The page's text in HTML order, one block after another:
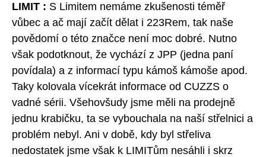
LIMIT : S Limitem nemáme zkušenosti téměř
vůbec a ač mají začít dělat i 223Rem, tak naše
povědomí o této značce není moc dobré. Nutno
však podotknout, že vychází z JPP (jedna paní
povídala) a z informací typu kámoš kámoše apod.
Taky kolovala vícekrát informace od CUZZS o
vadné sérii. Všehovšudy jsme měli na prodejně
jednu krabičku, ta se vybouchala na naší střelnici a
problém nebyl. Ani v době, kdy byl střeliva
nedostatek jsme však k LIMITům nesáhli i skrz